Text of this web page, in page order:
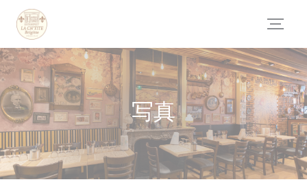
クッキー利用の管理について
写真